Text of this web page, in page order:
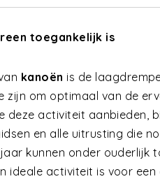
toegankelijk is
kanoën is de
zijn om optimaal van de
deze activiteit aanbieden,
en alle uitrusting die
kunnen onder ouderlijk
ideale activiteit is voor een